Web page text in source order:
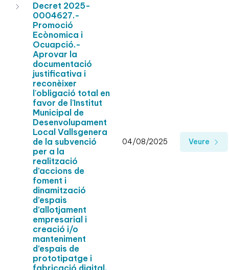
Decret 2025-
0004627.-
Promoció
Ecònomica i
Ocuapció.-
Aprovar la
documentació
justificativa i
reconèixer
l'obligació total en
favor de l'Institut
Municipal de
Desenvolupament
Local Vallsgenera
de la subvenció
per a la
realització
d’accions de
foment i
dinamització
d’espais
d’allotjament
empresarial i
creació i/o
manteniment
d’espais de
prototipatge i
04/08/2025 Veure